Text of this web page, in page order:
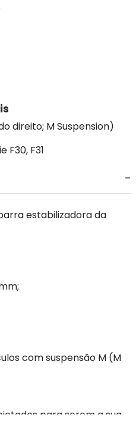
direito; M Suspension)
F30, F31
estabilizadora da
com suspensão M (M
para serem a sua